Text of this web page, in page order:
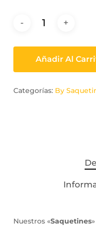
Añadir Al
Categorías: By
Nuestros «Saquetines